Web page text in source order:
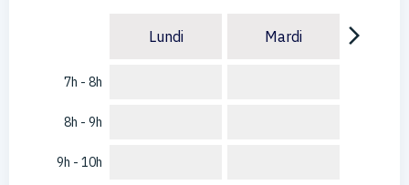
7h - 8h
8h - 9h
9h - 10h
Lundi Mardi arrow_forward_ios